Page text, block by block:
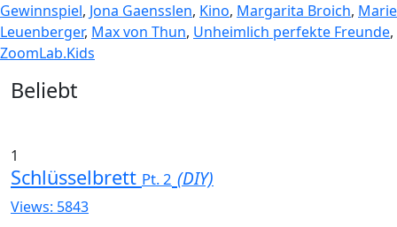
Gewinnspiel, Jona Gaensslen, Kino, Margarita Broich, Marie
Leuenberger, Max von Thun, Unheimlich perfekte Freunde,
ZoomLab.Kids
Widgets
Beliebt
1
Schlüsselbrett Pt. 2 (DIY)
Views: 5843